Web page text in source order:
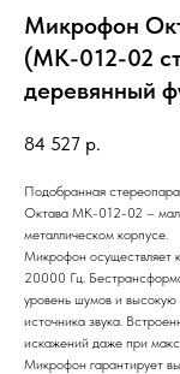
Микрофон
(МК-012-02
деревянный
84 527 р.
Подобранная
Октава МК-012-02 –
металлическом корпусе.
Микрофон осуществляет
20000 Гц.
уровень шумов и
источника звука.
искажений даже при
Микрофон гарантирует